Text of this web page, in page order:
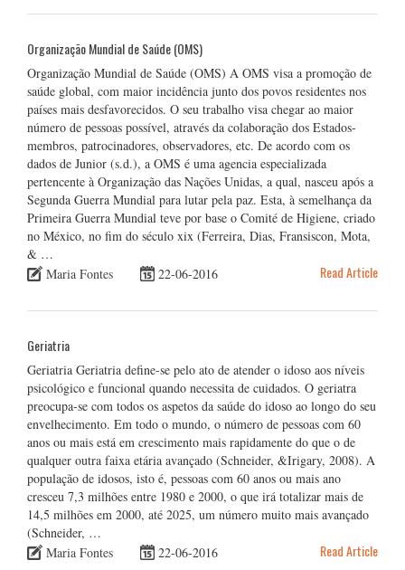
Organização Mundial de Saúde (OMS)
Organização Mundial de Saúde (OMS) A OMS visa a promoção de
saúde global, com maior incidência junto dos povos residentes nos
países mais desfavorecidos. O seu trabalho visa chegar ao maior
número de pessoas possível, através da colaboração dos Estados-
membros, patrocinadores, observadores, etc. De acordo com os
dados de Junior (s.d.), a OMS é uma agencia especializada
pertencente à Organização das Nações Unidas, a qual, nasceu após a
Segunda Guerra Mundial para lutar pela paz. Esta, à semelhança da
Primeira Guerra Mundial teve por base o Comité de Higiene, criado
no México, no fim do século xix (Ferreira, Dias, Fransiscon, Mota,
& …
Maria Fontes
22-06-2016 Read Article
Geriatria
Geriatria Geriatria define-se pelo ato de atender o idoso aos níveis
psicológico e funcional quando necessita de cuidados. O geriatra
preocupa-se com todos os aspetos da saúde do idoso ao longo do seu
envelhecimento. Em todo o mundo, o número de pessoas com 60
anos ou mais está em crescimento mais rapidamente do que o de
qualquer outra faixa etária avançado (Schneider, &Irigary, 2008). A
população de idosos, isto é, pessoas com 60 anos ou mais ano
cresceu 7,3 milhões entre 1980 e 2000, o que irá totalizar mais de
14,5 milhões em 2000, até 2025, um número muito mais avançado
(Schneider, …
Maria Fontes
22-06-2016 Read Article